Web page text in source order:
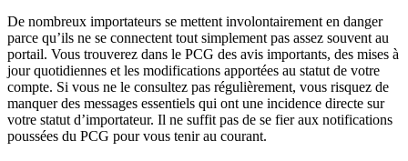
De nombreux importateurs se mettent involontairement en danger
parce qu’ils ne se connectent tout simplement pas assez souvent au
portail. Vous trouverez dans le PCG des avis importants, des mises à
jour quotidiennes et les modifications apportées au statut de votre
compte. Si vous ne le consultez pas régulièrement, vous risquez de
manquer des messages essentiels qui ont une incidence directe sur
votre statut d’importateur. Il ne suffit pas de se fier aux notifications
poussées du PCG pour vous tenir au courant.